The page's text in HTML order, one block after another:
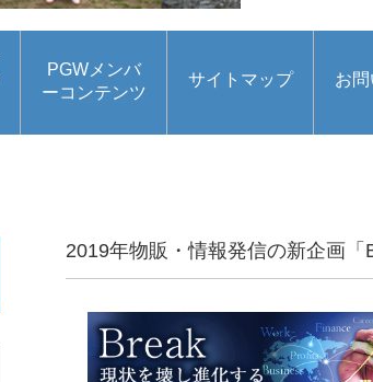
PGWメンバ
ーコンテンツ
サイトマップ お
2019年物販・情報発信の新企画「